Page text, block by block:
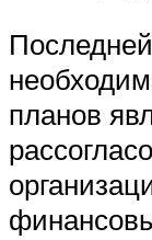
планов